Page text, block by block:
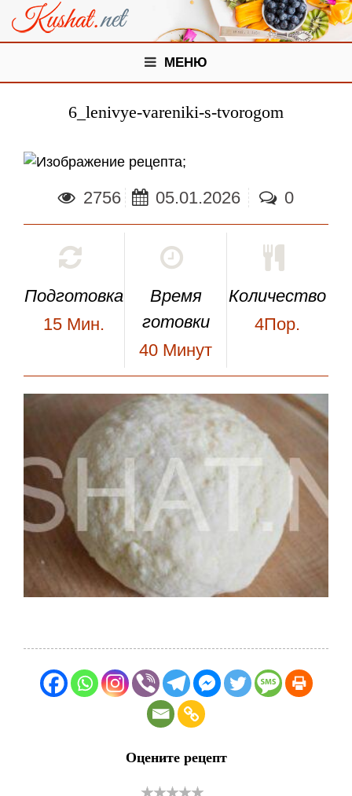
МЕНЮ
6_lenivye-vareniki-s-tvorogom
;
2756 05.01.2026 0
Подготовка
15 Мин.
Время
готовки
40 Минут
Количество
4Пор.
Оцените рецепт